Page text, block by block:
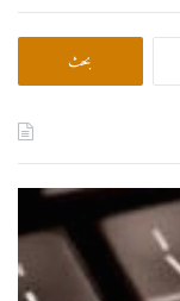
البحث